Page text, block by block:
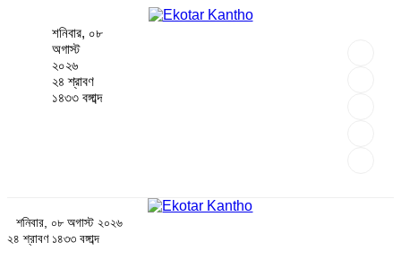
শনিবার, ০৮
অগাস্ট
২০২৬
২৪ শ্রাবণ
১৪৩৩ বঙ্গাব্দ
শনিবার, ০৮ অগাস্ট ২০২৬
২৪ শ্রাবণ ১৪৩৩ বঙ্গাব্দ